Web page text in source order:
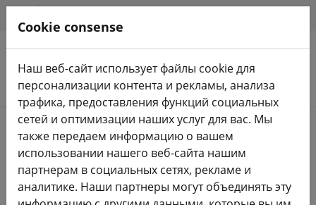
Поиск продуктов
Запрошенная ссылка не найдена. Мы покажем
вам, как искать.smarthome.
Cookie consense
Наш веб-сайт использует файлы cookie для
персонализации контента и рекламы, анализа
трафика, предоставления функций социальных
сетей и оптимизации наших услуг для вас. Мы
также передаем информацию о вашем
использовании нашего веб-сайта нашим
партнерам в социальных сетях, рекламе и
аналитике. Наши партнеры могут объединять эту